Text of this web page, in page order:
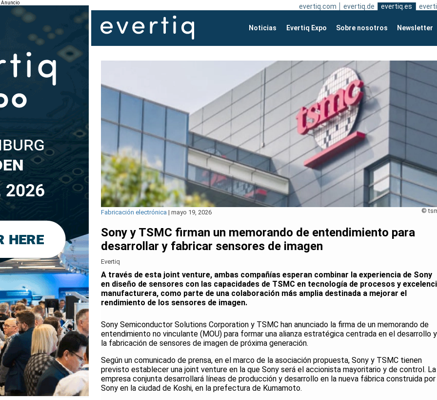
Anuncio evertiq.com evertiq.de evertiq.es
Noticias Evertiq Expo Sobre nosotros Newsletter
©
Fabricación electrónica | mayo 19, 2026
Sony y TSMC firman un memorando de entendimiento para
desarrollar y fabricar sensores de imagen
Evertiq
A través de esta joint venture, ambas compañías esperan combinar la experiencia de Sony
en diseño de sensores con las capacidades de TSMC en tecnología de procesos y
manufacturera, como parte de una colaboración más amplia destinada a mejorar el
rendimiento de los sensores de imagen.
Sony Semiconductor Solutions Corporation y TSMC han anunciado la firma de un memorando de
entendimiento no vinculante (MOU) para formar una alianza estratégica centrada en el desarrollo y
la fabricación de sensores de imagen de próxima generación.
Según un comunicado de prensa, en el marco de la asociación propuesta, Sony y TSMC tienen
previsto establecer una joint venture en la que Sony será el accionista mayoritario y de control. La
empresa conjunta desarrollará líneas de producción y desarrollo en la nueva fábrica construida por
Sony en la ciudad de Koshi, en la prefectura de Kumamoto.